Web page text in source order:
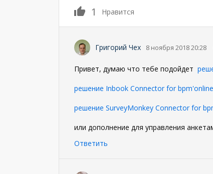
1 Нравится
Григорий Чех 8 ноября 2018 20:28
Привет, думаю что тебе подойдет
решение Inbook Connector for bpm'online
решение SurveyMonkey Connector for
или дополнение для управления
Ответить